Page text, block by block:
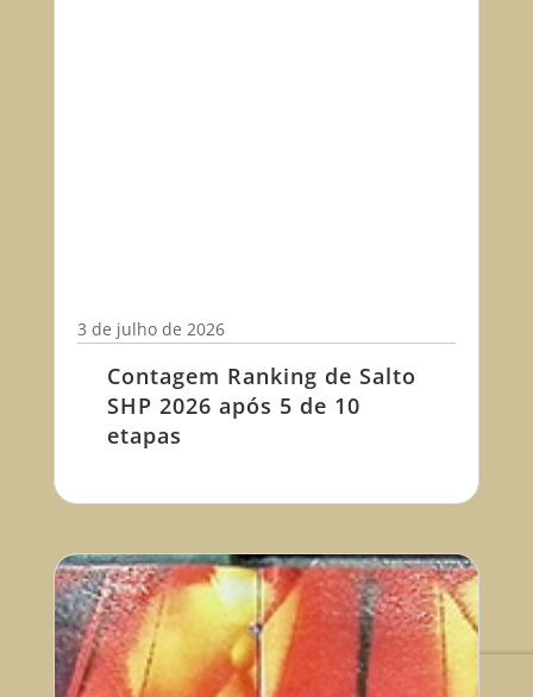
Contagem Ranking de Salto
SHP 2026 após 5 de 10
etapas
3 de julho de 2026